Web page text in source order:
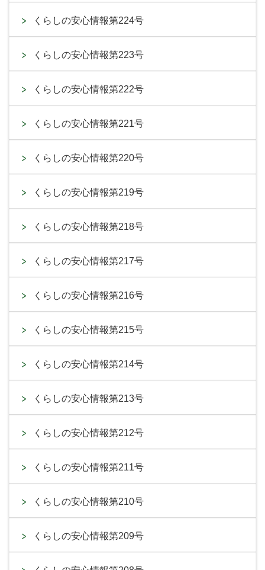
くらしの安心情報第224号
くらしの安心情報第223号
くらしの安心情報第222号
くらしの安心情報第221号
くらしの安心情報第220号
くらしの安心情報第219号
くらしの安心情報第218号
くらしの安心情報第217号
くらしの安心情報第216号
くらしの安心情報第215号
くらしの安心情報第214号
くらしの安心情報第213号
くらしの安心情報第212号
くらしの安心情報第211号
くらしの安心情報第210号
くらしの安心情報第209号